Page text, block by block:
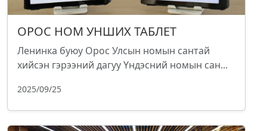
ОРОС НОМ УНШИХ ТАБЛЕТ
Ленинка буюу Орос Улсын номын сантай
хийсэн гэрээний дагуу Үндэсний номын сан...
2025/09/25